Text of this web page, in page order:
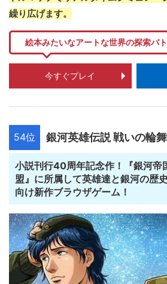
繰り広げます。
絵本みたいなアートな世界の探索バ
今すぐプレイ
54位 銀河英雄伝説 戦いの輪
小説刊行40周年記念作！『銀河帝
盟』に所属して英雄達と銀河の歴
向け新作ブラウザゲーム！